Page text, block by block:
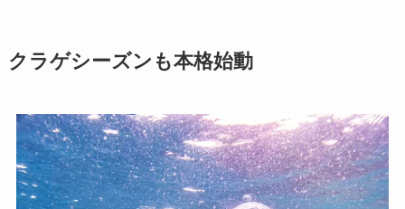
クラゲシーズンも本格始動